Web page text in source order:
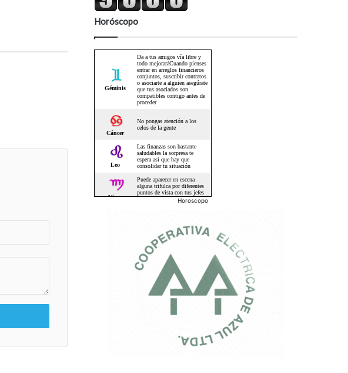
Horóscopo
Horoscopo